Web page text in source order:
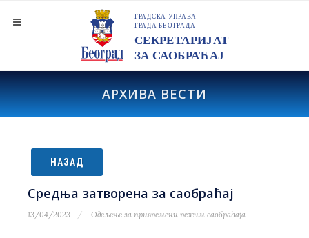
АРХИВА ВЕСТИ
НАЗАД
Средња затворена за саобраћај
13/04/2023 Одељење за привремени режим саобраћаја